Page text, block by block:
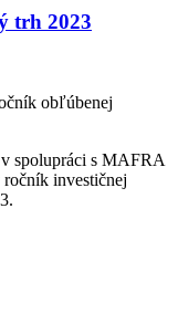
trh 2023
obľúbenej
spolupráci s MAFRA
investičnej